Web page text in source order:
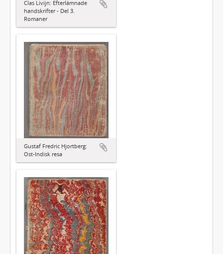
Clas Livijn: Efterlämnade
handskrifter - Del 3.
Romaner
Gustaf Fredric Hjortberg:
Ost-Indisk resa